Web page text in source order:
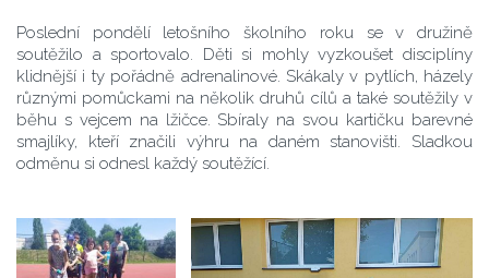
Poslední pondělí letošního školního roku se v družině
soutěžilo a sportovalo. Děti si mohly vyzkoušet disciplíny
klidnější i ty pořádně adrenalinové. Skákaly v pytlích, házely
různými pomůckami na několik druhů cílů a také soutěžily v
běhu s vejcem na lžičce. Sbíraly na svou kartičku barevné
smajlíky, kteří značili výhru na daném stanovišti. Sladkou
odměnu si odnesl každý soutěžící.